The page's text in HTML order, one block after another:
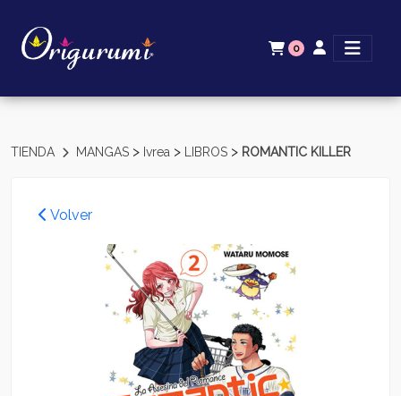
0
TIENDA MANGAS > Ivrea > LIBROS > ROMANTIC KILLER
Volver